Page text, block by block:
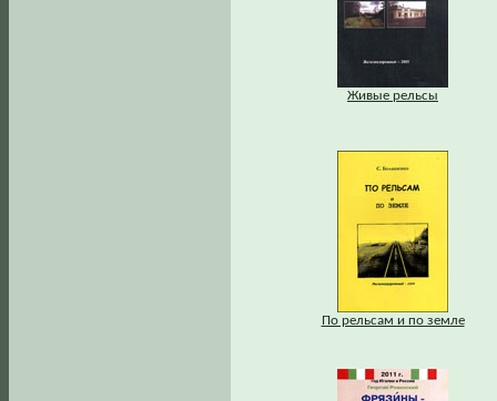
Живые рельсы
По рельсам и по земле